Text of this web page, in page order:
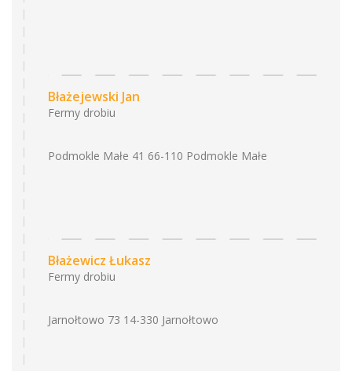
Błażejewski Jan
Fermy drobiu
Podmokle Małe 41 66-110 Podmokle Małe
Błażewicz Łukasz
Fermy drobiu
Jarnołtowo 73 14-330 Jarnołtowo